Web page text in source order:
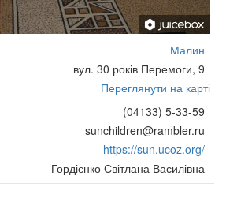
Малин
вул. 30 років Перемоги, 9
Переглянути на карті
(04133) 5-33-59
sunchildren@rambler.ru
https://sun.ucoz.org/
Гордієнко Світлана Василівна